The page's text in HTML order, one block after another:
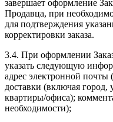
завершает оформление
Продавца, при
для подтверждения
корректировки заказа.
3.4. При оформлении
указать следующую
адрес электронной
доставки (включая
квартиры/офиса);
необходимости);